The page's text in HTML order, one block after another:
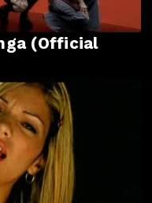
(Official